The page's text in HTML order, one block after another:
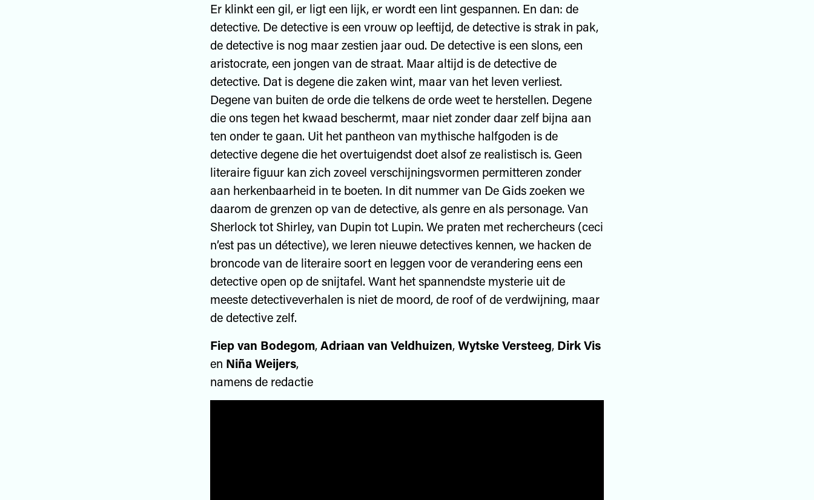
Er klinkt een gil, er ligt een lijk, er wordt een lint gespannen. En dan: de
detective. De detective is een vrouw op leeftijd, de detective is strak in pak,
de detective is nog maar zestien jaar oud. De detective is een slons, een
aristocrate, een jongen van de straat. Maar altijd is de detective de
detective. Dat is degene die zaken wint, maar van het leven verliest.
Degene van buiten de orde die telkens de orde weet te herstellen. Degene
die ons tegen het kwaad beschermt, maar niet zonder daar zelf bijna aan
ten onder te gaan. Uit het pantheon van mythische halfgoden is de
detective degene die het overtuigendst doet alsof ze realistisch is. Geen
literaire figuur kan zich zoveel verschijningsvormen permitteren zonder
aan herkenbaarheid in te boeten. In dit nummer van De Gids zoeken we
daarom de grenzen op van de detective, als genre en als personage. Van
Sherlock tot Shirley, van Dupin tot Lupin. We praten met rechercheurs (ceci
n’est pas un détective), we leren nieuwe detectives kennen, we hacken de
broncode van de literaire soort en leggen voor de verandering eens een
detective open op de snijtafel. Want het spannendste mysterie uit de
meeste detectiveverhalen is niet de moord, de roof of de verdwijning, maar
de detective zelf.
Fiep van Bodegom,Adriaan van Veldhuizen,Wytske Versteeg, Dirk Vis
en Niña Weijers,
namens de redactie